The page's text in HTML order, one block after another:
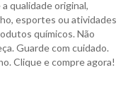
qualidade original,
esportes ou atividades
químicos. Não
Guarde com cuidado.
Clique e compre agora!